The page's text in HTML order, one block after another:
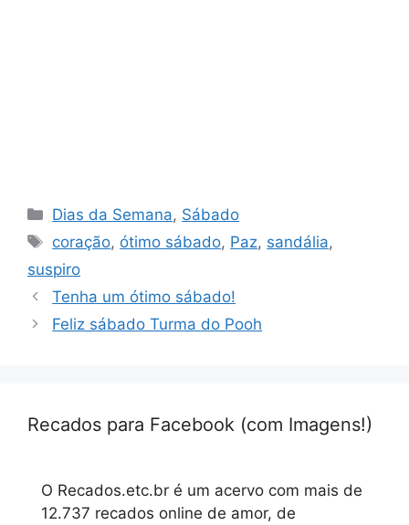
Categorias
Dias da Semana, Sábado
Tags
coração, ótimo sábado, Paz, sandália,
suspiro
Tenha um ótimo sábado!
Feliz sábado Turma do Pooh
Recados para Facebook (com Imagens!)
O Recados.etc.br é um acervo com mais de
12.737 recados online de amor, de